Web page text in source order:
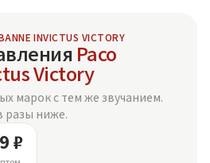
INVICTUS VICTORY
Paco
Victory
марок с тем же звучанием.
разы ниже.
₽